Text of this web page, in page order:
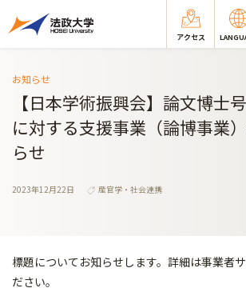
アクセス
お知らせ
【日本学術振興会】論文博士
に対する支援事業（論博事業
らせ
2023年12月22日
産官学・社会連携
標題についてお知らせします。詳細は事業者
ださい。